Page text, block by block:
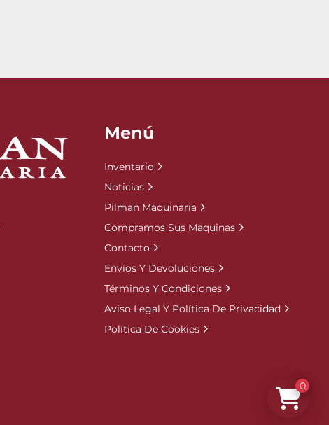
Menú
Inventario
Noticias
Pilman Maquinaria
Compramos Sus Maquinas
Contacto
Envíos Y Devoluciones
Términos Y Condiciones
Aviso Legal Y Política De Privacidad
Política De Cookies
0